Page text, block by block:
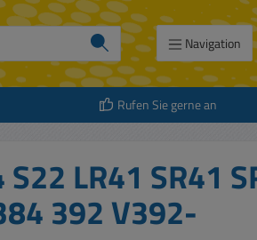
Navigation
Rufen Sie gerne an
LR41 SR41
392 V392-